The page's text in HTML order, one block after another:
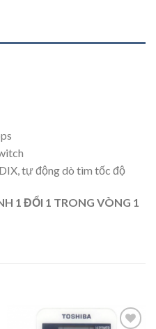
tự động dò tìm tốc độ
1 ĐỔI 1 TRONG VÒNG 1